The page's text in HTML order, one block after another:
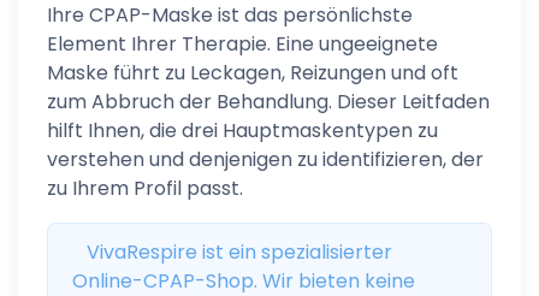
Ihre CPAP-Maske ist das persönlichste
Element Ihrer Therapie. Eine ungeeignete
Maske führt zu Leckagen, Reizungen und oft
zum Abbruch der Behandlung. Dieser Leitfaden
hilft Ihnen, die drei Hauptmaskentypen zu
verstehen und denjenigen zu identifizieren, der
zu Ihrem Profil passt.
VivaRespire ist ein spezialisierter
Online-CPAP-Shop. Wir bieten keine